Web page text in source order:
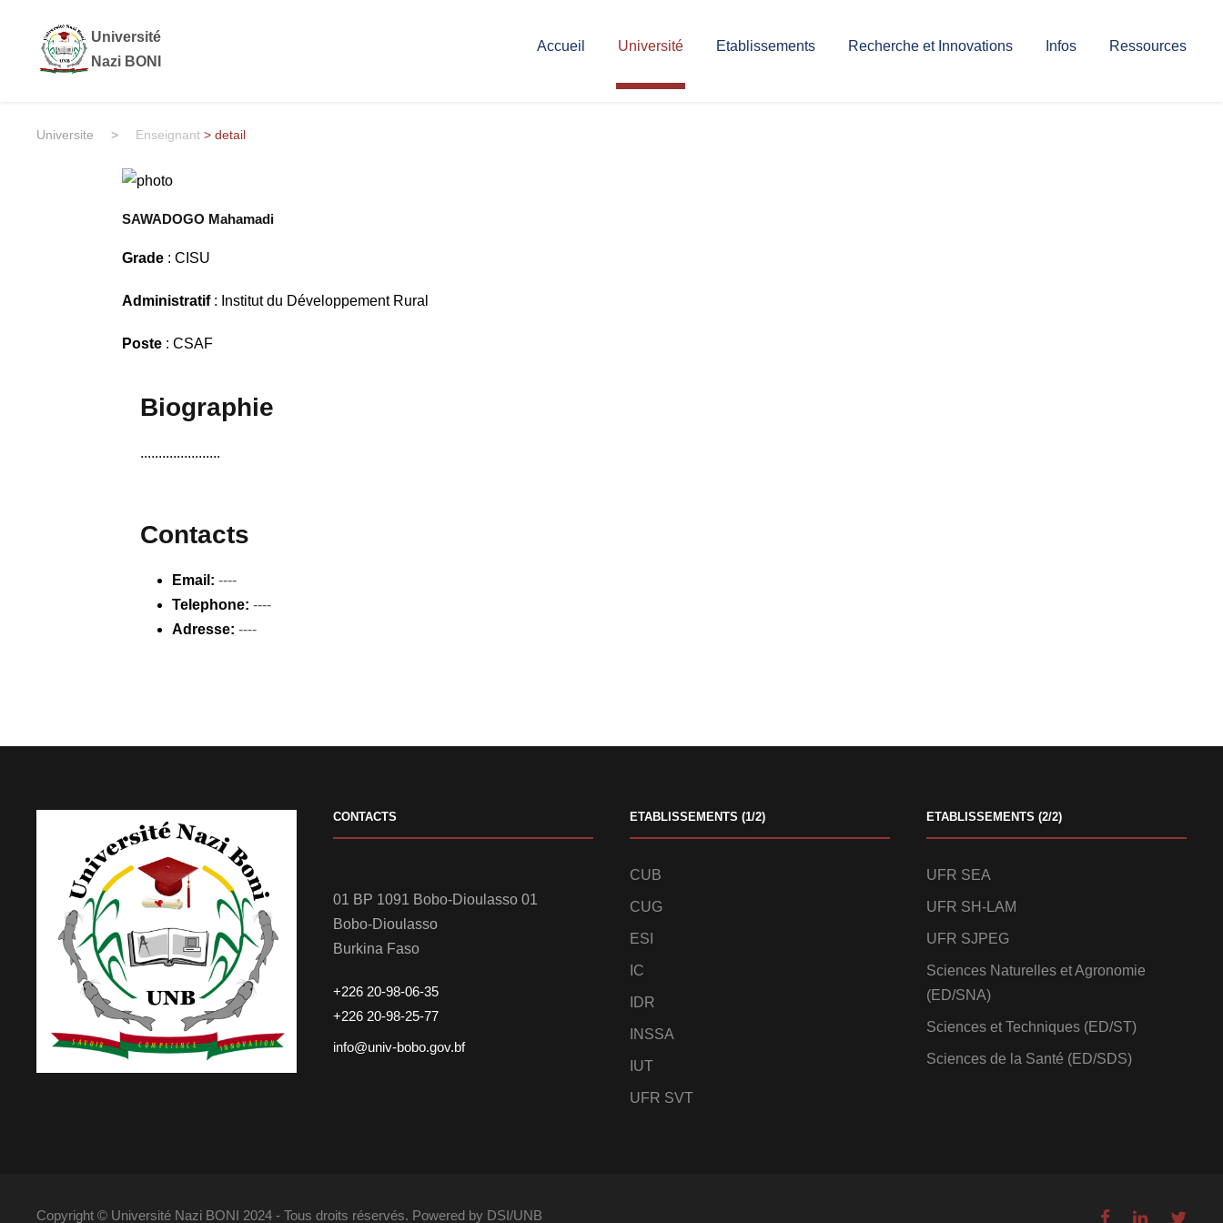
Université
Nazi BONI
Accueil Université Etablissements Recherche et Innovations Infos Ressources
Universite > Enseignant > detail
SAWADOGO Mahamadi
Grade : CISU
Administratif : Institut du Développement Rural
Poste : CSAF
Biographie
......................
Contacts
Email: ----
Telephone: ----
Adresse: ----
CONTACTS
01 BP 1091 Bobo-Dioulasso 01
Bobo-Dioulasso
Burkina Faso
+226 20-98-06-35
+226 20-98-25-77
info@univ-bobo.gov.bf
ETABLISSEMENTS (1/2)
CUB
CUG
ESI
IC
IDR
INSSA
IUT
UFR SVT
ETABLISSEMENTS (2/2)
UFR SEA
UFR SH-LAM
UFR SJPEG
Sciences Naturelles et Agronomie
(ED/SNA)
Sciences et Techniques (ED/ST)
Sciences de la Santé (ED/SDS)
Copyright © Université Nazi BONI 2024 - Tous droits réservés. Powered by DSI/UNB